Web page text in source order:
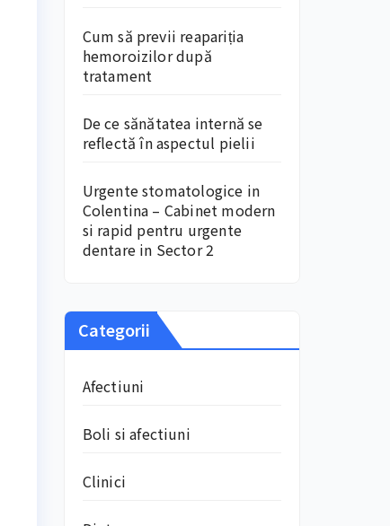
Cum să previi reapariția
hemoroizilor după
tratament
De ce sănătatea internă se
reflectă în aspectul pielii
Urgente stomatologice in
Colentina – Cabinet modern
si rapid pentru urgente
dentare in Sector 2
Categorii
Afectiuni
Boli si afectiuni
Clinici